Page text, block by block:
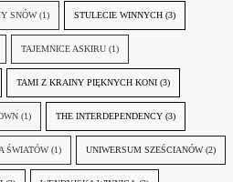
SNÓW (1) STULECIE WINNYCH (3)
TAJEMNICE ASKIRU (1)
TAMI Z KRAINY PIĘKNYCH KONI (3)
(1) THE INTERDEPENDENCY (3)
ŚWIATÓW (1) UNIWERSUM SZEŚCIANÓW (2)